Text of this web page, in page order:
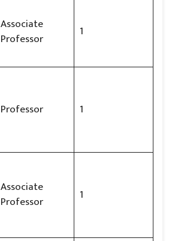
Associate
Professor
1
Professor 1
Associate
Professor
1